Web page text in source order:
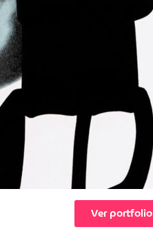
Ver portfolio